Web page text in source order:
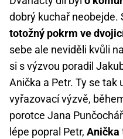
dobrý kuchař neobejde.
totožný pokrm ve
sebe ale neviděli kvůli
si s výzvou poradil
Anička a Petr. Ty se tak
vyřazovací výzvě,
porotce Jana
lépe popral Petr, Anička